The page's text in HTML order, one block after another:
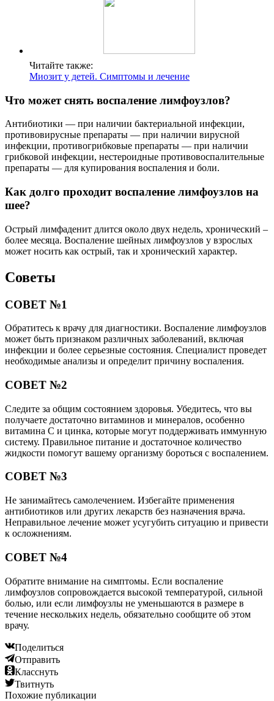
Читайте также:
Миозит у детей. Симптомы и лечение
Что может снять воспаление лимфоузлов?
Антибиотики — при наличии бактериальной инфекции,
противовирусные препараты — при наличии вирусной
инфекции, противогрибковые препараты — при наличии
грибковой инфекции, нестероидные противовоспалительные
препараты — для купирования воспаления и боли.
Как долго проходит воспаление лимфоузлов на
шее?
Острый лимфаденит длится около двух недель, хронический –
более месяца. Воспаление шейных лимфоузлов у взрослых
может носить как острый, так и хронический характер.
Советы
СОВЕТ №1
Обратитесь к врачу для диагностики. Воспаление лимфоузлов
может быть признаком различных заболеваний, включая
инфекции и более серьезные состояния. Специалист проведет
необходимые анализы и определит причину воспаления.
СОВЕТ №2
Следите за общим состоянием здоровья. Убедитесь, что вы
получаете достаточно витаминов и минералов, особенно
витамина C и цинка, которые могут поддерживать иммунную
систему. Правильное питание и достаточное количество
жидкости помогут вашему организму бороться с воспалением.
СОВЕТ №3
Не занимайтесь самолечением. Избегайте применения
антибиотиков или других лекарств без назначения врача.
Неправильное лечение может усугубить ситуацию и привести
к осложнениям.
СОВЕТ №4
Обратите внимание на симптомы. Если воспаление
лимфоузлов сопровождается высокой температурой, сильной
болью, или если лимфоузлы не уменьшаются в размере в
течение нескольких недель, обязательно сообщите об этом
врачу.
Поделиться
Отправить
Класснуть
Твитнуть
Похожие публикации